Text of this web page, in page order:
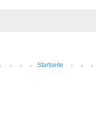
Startseite